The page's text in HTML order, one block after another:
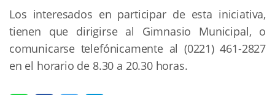
Los interesados en participar de esta iniciativa,
tienen que dirigirse al Gimnasio Municipal, o
comunicarse telefónicamente al (0221) 461-2827
en el horario de 8.30 a 20.30 horas.